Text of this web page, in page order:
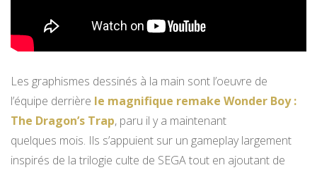
Les graphismes dessinés à la main sont l’oeuvre de
l’équipe derrière le magnifique remake Wonder Boy :
The Dragon’s Trap, paru il y a maintenant
quelques mois. Ils s’appuient sur un gameplay largement
inspirés de la trilogie culte de SEGA tout en ajoutant de